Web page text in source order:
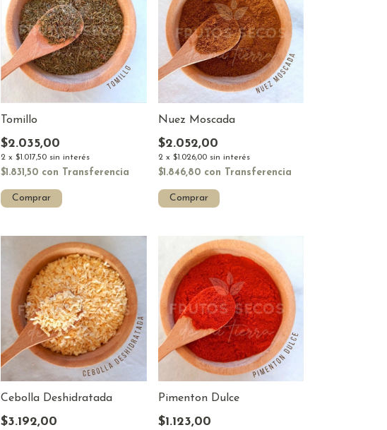
Tomillo
$2.035,00
2 x$1.017,50 sin interés
$1.831,50 con Transferencia
Comprar
Nuez Moscada
$2.052,00
2 x $1.026,00 sin interés
$1.846,80 con Transferencia
Comprar
Cebolla Deshidratada
$3.192,00
Pimenton Dulce
$1.123,00